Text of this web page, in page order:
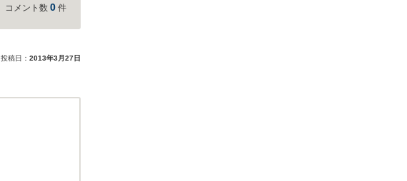
コメント数 0 件
投稿日： 2013年3月27日